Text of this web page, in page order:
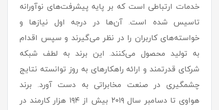
خدمات ارتباطی است که بر پایه پیشرفت‌های نوآورانه
تاسیس شده است. آن‌ها در درجه اول نیازها و
خواسته‌های کاربران را در نظر می‌گیرند و سپس اقدام
به تولید محصول می‌کنند. این برند به لطف شبکه
شرکای قدرتمند و ارائه راهکارهای به روز توانسته نتایج
چشمگیری در صنعت مخابراتی به دست آورد. برند
هواوی تا دسامبر سال ۲۰۱۹ بیش از ۱۹۴ هزار کارمند در